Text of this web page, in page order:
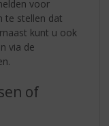
voor
te stellen dat
kunt u ook
via de
of